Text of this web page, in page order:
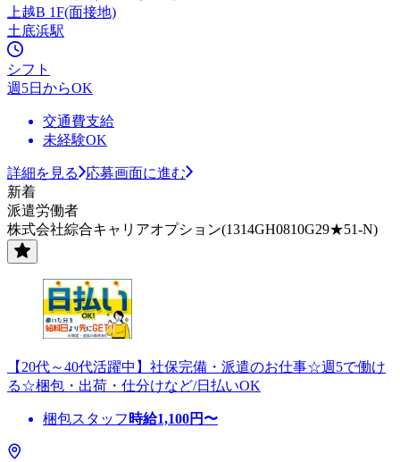
上越B 1F(面接地)
土底浜駅
シフト
週5日からOK
交通費支給
未経験OK
詳細を見る
応募画面に進む
新着
派遣労働者
株式会社綜合キャリアオプション(1314GH0810G29★51-N)
【20代～40代活躍中】社保完備・派遣のお仕事☆週5で働け
る☆梱包・出荷・仕分けなど/日払いOK
梱包スタッフ 時給1,100円〜